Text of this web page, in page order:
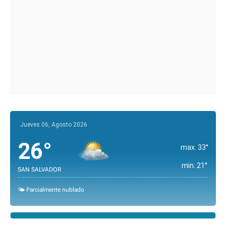
Jueves 06, Agosto 2026
26°
SAN SALVADOR
max. 33°
min. 21°
🌤️ Parcialmente nublado